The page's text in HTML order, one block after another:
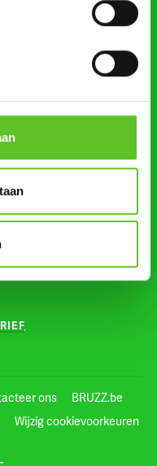
ons
BRUZZ.be
Wijzig cookievoorkeuren